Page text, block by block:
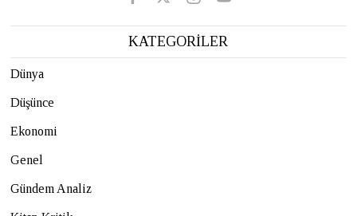
KATEGORİLER
Dünya
Düşünce
Ekonomi
Genel
Gündem Analiz